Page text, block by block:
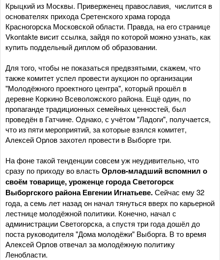
Крыцкий из Москвы. Приверженец православия, числится в
основателях прихода Сретенского храма города
Красногорска Московской области. Правда, на его странице
Vkontakte висит ссылка, зайдя по которой можно узнать, как
купить поддельный диплом об образовании.
Для того, чтобы не показаться предвзятыми, скажем, что
также комитет успел провести аукцион по организации
"Молодёжного проектного центра", который прошёл в
деревне Коркино Всеволожского района. Ещё один, по
пропаганде традиционных семейных ценностей, был
проведён в Гатчине. Однако, с учётом "Ладоги", получается,
что из пяти мероприятий, за которые взялся комитет,
Алексей Орлов захотел провести в Выборге три.
На фоне такой тенденции совсем уж неудивительно, что
сразу по приходу во властьОрлов-младший вспомнил о
своём товарище, уроженце города Светогорск
Выборгского района Евгении Игнатьеве.Сейчас ему 32
года, а семь лет назад он начал тянуться вверх по карьерной
лестнице молодёжной политики. Конечно, начал с
администрации Светогорска, а спустя три года дошёл до
поста руководителя "Дома молодёжи" Выборга. В то время
Алексей Орлов отвечал за молодёжную политику
Ленобласти.